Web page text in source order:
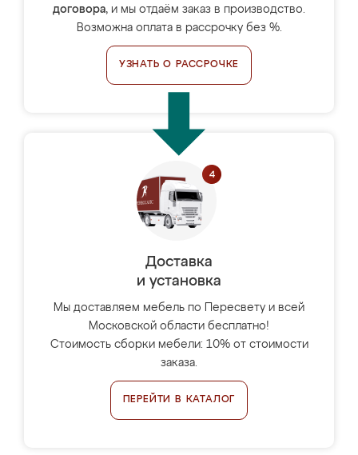
договора, и мы отдаём заказ в производство.
Возможна оплата в рассрочку без %.
УЗНАТЬ О РАССРОЧКЕ
Доставка
и установка
Мы доставляем мебель по Пересвету и всей
Московской области бесплатно!
Стоимость сборки мебели: 10% от стоимости
заказа.
ПЕРЕЙТИ В КАТАЛОГ